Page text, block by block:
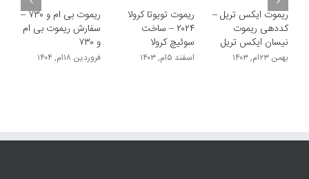
ریموت بی ام و ۷۳۰ –
سفارش ریموت بی ام
و ۷۳۰
فروردین ۱۸ام, ۱۴۰۴
ریموت تویوتا کرولا
۲۰۲۴ – ساخت
سوئیچ کرولا
اسفند ۵ام, ۱۴۰۳
ریموت ایکس تریل –
کددهی ریموت
نیسان ایکس تریل
بهمن ۲۳ام, ۱۴۰۳